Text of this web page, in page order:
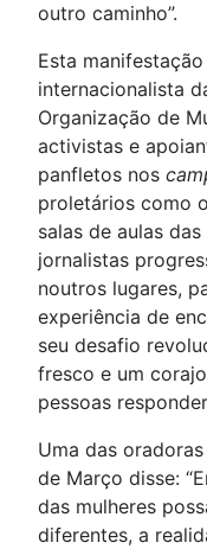
outro caminho”.
Esta
internacionalista
Organização de
activistas e
panfletos nos
proletários como
salas de aulas
jornalistas
noutros lugares,
experiência de
seu desafio
fresco e um
pessoas
Uma das
de Março disse:
das mulheres
diferentes, a